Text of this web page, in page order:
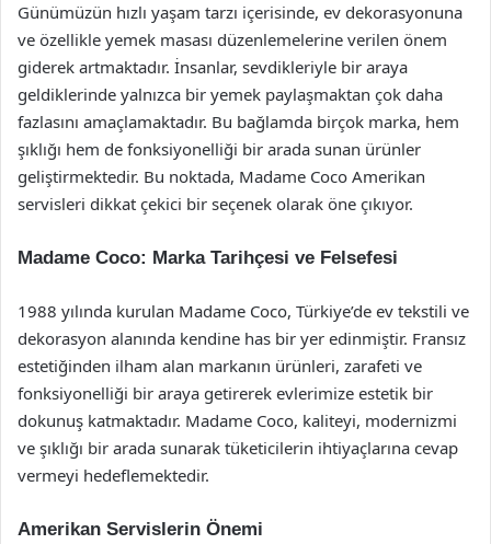
Günümüzün hızlı yaşam tarzı içerisinde, ev dekorasyonuna
ve özellikle yemek masası düzenlemelerine verilen önem
giderek artmaktadır. İnsanlar, sevdikleriyle bir araya
geldiklerinde yalnızca bir yemek paylaşmaktan çok daha
fazlasını amaçlamaktadır. Bu bağlamda birçok marka, hem
şıklığı hem de fonksiyonelliği bir arada sunan ürünler
geliştirmektedir. Bu noktada, Madame Coco Amerikan
servisleri dikkat çekici bir seçenek olarak öne çıkıyor.
Madame Coco: Marka Tarihçesi ve Felsefesi
1988 yılında kurulan Madame Coco, Türkiye’de ev tekstili ve
dekorasyon alanında kendine has bir yer edinmiştir. Fransız
estetiğinden ilham alan markanın ürünleri, zarafeti ve
fonksiyonelliği bir araya getirerek evlerimize estetik bir
dokunuş katmaktadır. Madame Coco, kaliteyi, modernizmi
ve şıklığı bir arada sunarak tüketicilerin ihtiyaçlarına cevap
vermeyi hedeflemektedir.
Amerikan Servislerin Önemi